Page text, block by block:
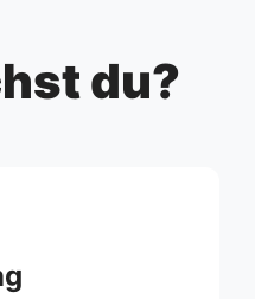
du?